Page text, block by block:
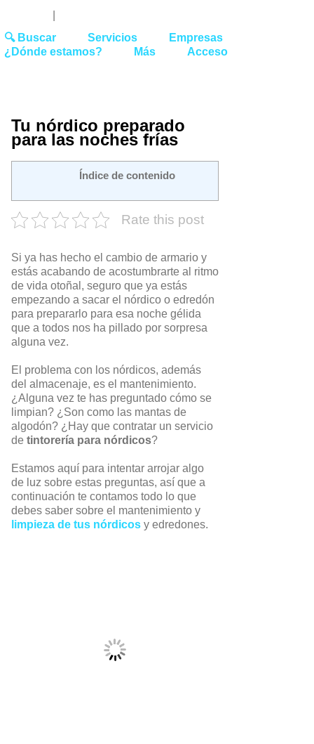
🔍 Buscar Servicios
Empresas
¿Dónde estamos?
Más Acceso
Tu nórdico preparado
para las noches frías
Índice de contenido
Rate this post
Si ya has hecho el cambio de armario y
estás acabando de acostumbrarte al ritmo
de vida otoñal, seguro que ya estás
empezando a sacar el nórdico o edredón
para prepararlo para esa noche gélida
que a todos nos ha pillado por sorpresa
alguna vez.
El problema con los nórdicos, además
del almacenaje, es el mantenimiento.
¿Alguna vez te has preguntado cómo se
limpian? ¿Son como las mantas de
algodón? ¿Hay que contratar un servicio
de tintorería para nórdicos?
Estamos aquí para intentar arrojar algo
de luz sobre estas preguntas, así que a
continuación te contamos todo lo que
debes saber sobre el mantenimiento y
limpieza de tus nórdicos y edredones.